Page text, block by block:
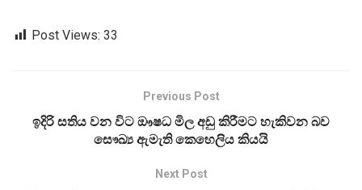
Post Views: 33
Previous Post
ඉදිරි සතිය වන විට ඖෂධ මිල අඩු කිරීමට හැකිවන බව
සෞඛ්‍ය ඇමැති කෙහෙලිය කියයි
Next Post